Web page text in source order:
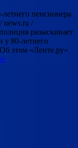
пенсионера
news.ru /
разыскивает
80-летнего
этом «Ленте.ру»